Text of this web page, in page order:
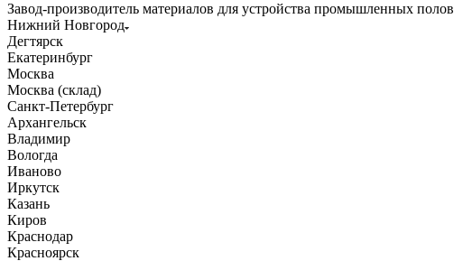
Завод-производитель материалов для устройства промышленных полов
Нижний Новгород
Дегтярск
Екатеринбург
Москва
Москва (склад)
Санкт-Петербург
Архангельск
Владимир
Вологда
Иваново
Иркутск
Казань
Киров
Краснодар
Красноярск